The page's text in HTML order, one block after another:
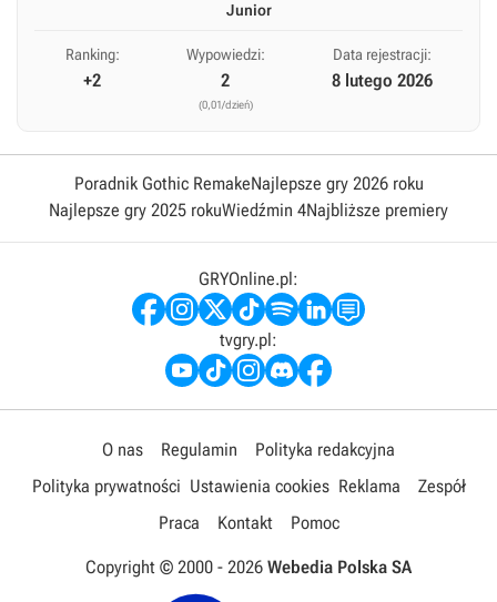
Junior
Ranking:
+2
Wypowiedzi:
2
(0,01/dzień)
Data rejestracji:
8 lutego 2026
Poradnik Gothic RemakeNajlepsze gry 2026 roku
Najlepsze gry 2025 rokuWiedźmin 4Najbliższe premiery
GRYOnline.pl:
tvgry.pl:
O nas Regulamin
Polityka redakcyjna
Polityka prywatności Ustawienia cookies Reklama
Zespół
Praca
Kontakt Pomoc
Copyright © 2000 - 2026 Webedia Polska SA